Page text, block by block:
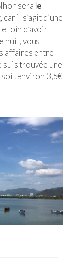
sera le
car il s’agit d’une
loin d’avoir
nuit, vous
affaires entre
suis trouvée une
soit environ 3,5€